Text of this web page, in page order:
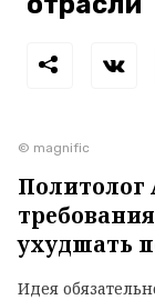
© magnific
ухудшать
Идея